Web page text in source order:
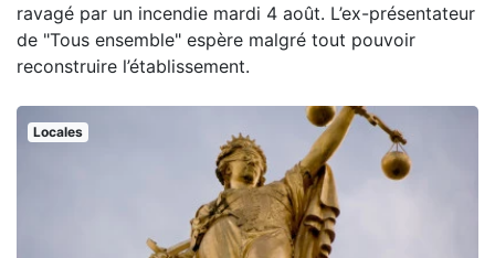
ravagé par un incendie mardi 4 août. L’ex-présentateur
de "Tous ensemble" espère malgré tout pouvoir
reconstruire l’établissement.
Locales